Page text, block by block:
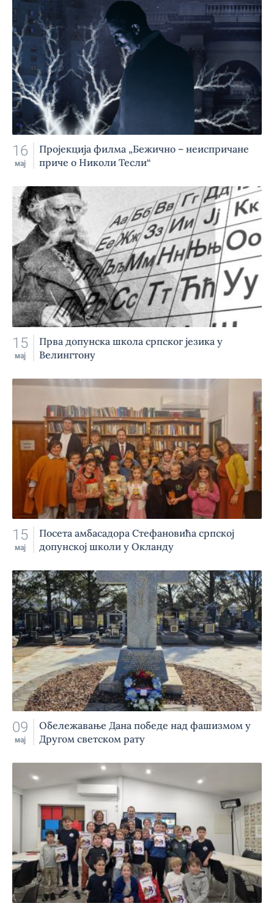
16
мај
Пројекција филма „Бежично – неиспричане
приче о Николи Тесли“
15
мај
Прва допунска школа српског језика у
Велингтону
15
мај
Посета амбасадора Стефановића српској
допунској школи у Окланду
09
мај
Обележавање Дана победе над фашизмом у
Другом светском рату